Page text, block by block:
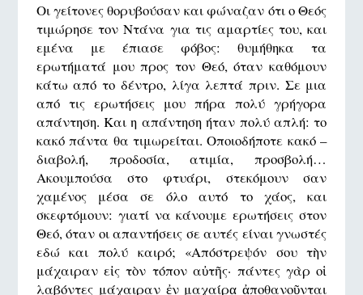
Οι γείτονες θορυβούσαν και φώναζαν ότι ο Θεός
τιμώρησε τον Ντάνα για τις αμαρτίες του, και
εμένα με έπιασε φόβος: θυμήθηκα τα
ερωτήματά μου προς τον Θεό, όταν καθόμουν
κάτω από το δέντρο, λίγα λεπτά πριν. Σε μια
από τις ερωτήσεις μου πήρα πολύ γρήγορα
απάντηση. Και η απάντηση ήταν πολύ απλή: το
κακό πάντα θα τιμωρείται. Οποιοδήποτε κακό –
διαβολή, προδοσία, ατιμία, προσβολή…
Ακουμπούσα στο φτυάρι, στεκόμουν σαν
χαμένος μέσα σε όλο αυτό το χάος, και
σκεφτόμουν: γιατί να κάνουμε ερωτήσεις στον
Θεό, όταν οι απαντήσεις σε αυτές είναι γνωστές
εδώ και πολύ καιρό; «Απόστρεψόν σου τὴν
μάχαιραν εἰς τὸν τόπον αὐτῆς· πάντες γὰρ οἱ
λαβόντες μάχαιραν ἐν μαχαίρᾳ ἀποθανοῦνται